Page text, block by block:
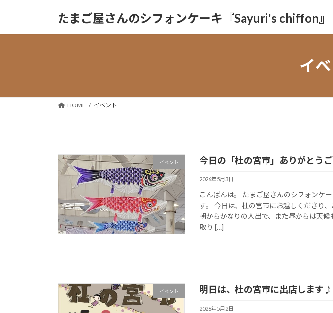
ッ
移
たまご屋さんのシフォンケーキ『Sayuri's chiffon』
イ
HOME イベント
イベント 今日の「杜の宮市」ありがとうご
2026年5月3日
こんばんは。 たまご屋さんのシフォンケ
す。 今日は、杜の宮市にお越しくださり、
朝からかなりの人出で、また昼からは天
取り […]
イベント 明日は、杜の宮市に出店します♪
2026年5月2日